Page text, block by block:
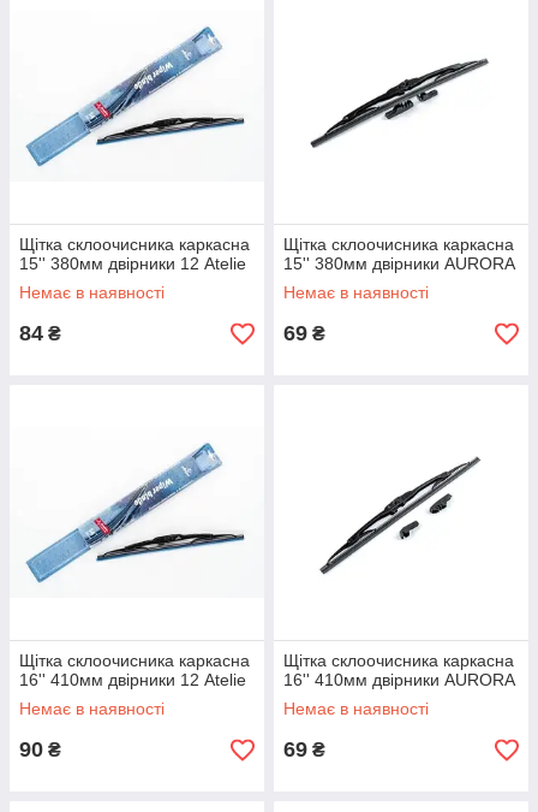
Щітка склоочисника каркасна
15'' 380мм двірники 12 Atelie
Немає в наявності
84 ₴
Щітка склоочисника каркасна
15'' 380мм двірники AURORA
Немає в наявності
69 ₴
Щітка склоочисника каркасна
16'' 410мм двірники 12 Atelie
Немає в наявності
90 ₴
Щітка склоочисника каркасна
16'' 410мм двірники AURORA
Немає в наявності
69 ₴